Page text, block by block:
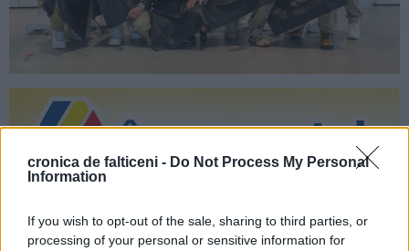
cronica de falticeni - Do Not Process My Personal
Information
If you wish to opt-out of the sale, sharing to third parties, or
processing of your personal or sensitive information for